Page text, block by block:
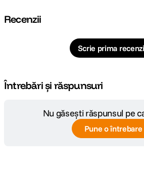
Recenzii
Scrie prima
Întrebări și răspunsuri
Nu găsești răspunsul pe
Pune o întrebare